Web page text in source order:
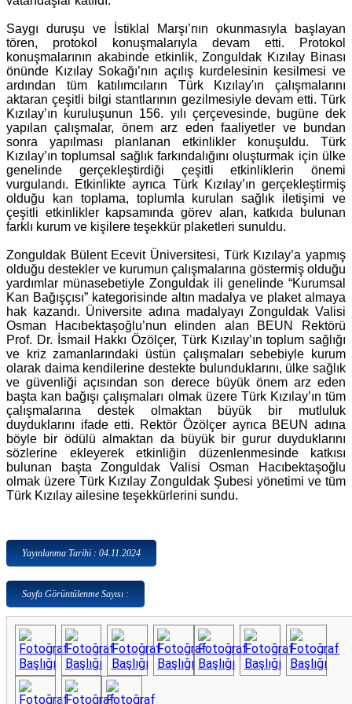
Saygı duruşu ve İstiklal Marşı’nın okunmasıyla başlayan
tören, protokol konuşmalarıyla devam etti. Protokol
konuşmalarının akabinde etkinlik, Zonguldak Kızılay Binası
önünde Kızılay Sokağı’nın açılış kurdelesinin kesilmesi ve
ardından tüm katılımcıların Türk Kızılay'ın çalışmalarını
aktaran çeşitli bilgi stantlarının gezilmesiyle devam etti. Türk
Kızılay’ın kuruluşunun 156. yılı çerçevesinde, bugüne dek
yapılan çalışmalar, önem arz eden faaliyetler ve bundan
sonra yapılması planlanan etkinlikler konuşuldu. Türk
Kızılay’ın toplumsal sağlık farkındalığını oluşturmak için ülke
genelinde gerçekleştirdiği çeşitli etkinliklerin önemi
vurgulandı. Etkinlikte ayrıca Türk Kızılay’ın gerçekleştirmiş
olduğu kan toplama, toplumla kurulan sağlık iletişimi ve
çeşitli etkinlikler kapsamında görev alan, katkıda bulunan
farklı kurum ve kişilere teşekkür plaketleri sunuldu.
Zonguldak Bülent Ecevit Üniversitesi, Türk Kızılay’a yapmış
olduğu destekler ve kurumun çalışmalarına göstermiş olduğu
yardımlar münasebetiyle Zonguldak ili genelinde “Kurumsal
Kan Bağışçısı” kategorisinde altın madalya ve plaket almaya
hak kazandı. Üniversite adına madalyayı Zonguldak Valisi
Osman Hacıbektaşoğlu’nun elinden alan BEUN Rektörü
Prof. Dr. İsmail Hakkı Özölçer, Türk Kızılay’ın toplum sağlığı
ve kriz zamanlarındaki üstün çalışmaları sebebiyle kurum
olarak daima kendilerine destekte bulunduklarını, ülke sağlık
ve güvenliği açısından son derece büyük önem arz eden
başta kan bağışı çalışmaları olmak üzere Türk Kızılay’ın tüm
çalışmalarına destek olmaktan büyük bir mutluluk
duyduklarını ifade etti. Rektör Özölçer ayrıca BEUN adına
böyle bir ödülü almaktan da büyük bir gurur duyduklarını
sözlerine ekleyerek etkinliğin düzenlenmesinde katkısı
bulunan başta Zonguldak Valisi Osman Hacıbektaşoğlu
olmak üzere Türk Kızılay Zonguldak Şubesi yönetimi ve tüm
Türk Kızılay ailesine teşekkürlerini sundu.
Yayınlanma Tarihi : 04.11.2024
Sayfa Görüntülenme Sayısı :